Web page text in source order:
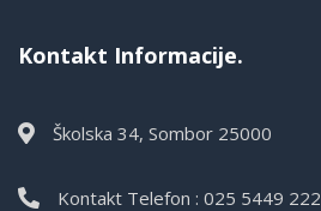
Kontakt Informacije.
Školska 34, Sombor 25000
Kontakt Telefon : 025 5449 222